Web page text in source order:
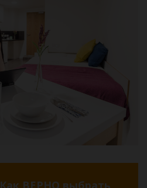
Как ВЕРНО выбрать